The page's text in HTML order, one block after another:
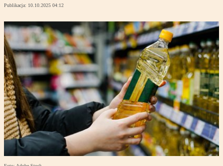
Publikacja: 10.10.2025 04:12